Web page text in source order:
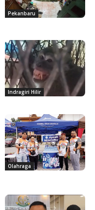
Pekanbaru
Indragiri Hilir
Olahraga